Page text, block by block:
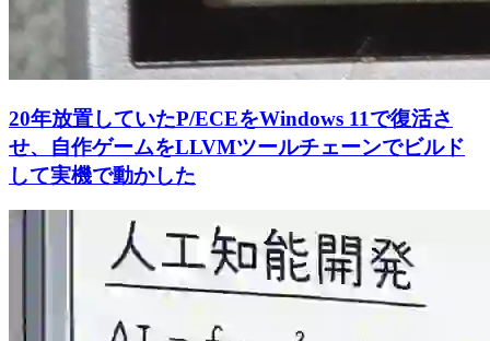
20年放置していたP/ECEをWindows 11で復活さ
せ、自作ゲームをLLVMツールチェーンでビルド
して実機で動かした